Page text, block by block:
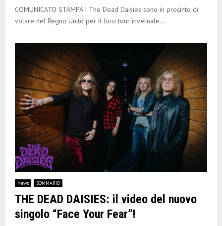
COMUNICATO STAMPA I The Dead Daisies sono in procinto di
volare nel Regno Unito per il loro tour invernale...
News SOMMARIO
THE DEAD DAISIES: il video del nuovo
singolo “Face Your Fear”!